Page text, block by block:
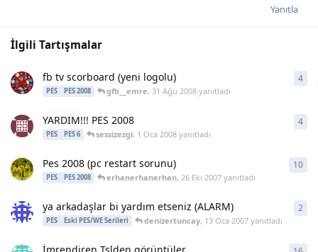
Yanıtla
İlgili Tartışmalar
fb tv scorboard (yeni logolu)
PES PES 2008 gfb__emre, 31 Ağu 2008yanıtladı
4
YARDIM!!! PES 2008
PES PES 6 sessizezgi, 1 Oca 2008yanıtladı
4
Pes 2008 (pc restart sorunu)
PES PES 2008 erhanerhanerhan, 26 Eki 2007yanıtladı
10
ya arkadaşlar bi yardım etseniz (ALARM)
PES Eski PES/WE Serileri denizertuncay, 13 Oca 2007yanıtladı
2